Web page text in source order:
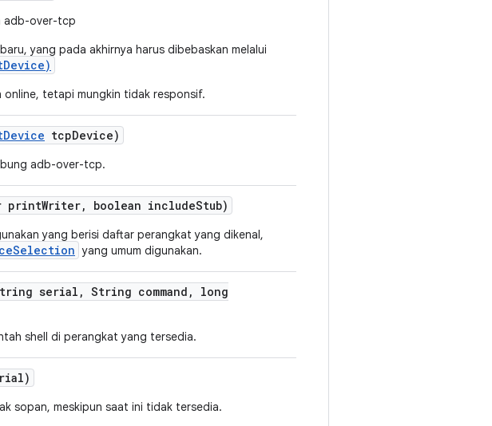
adb-over-tcp
yang pada akhirnya harus dibebaskan melalui
online, tetapi mungkin tidak responsif.
Device tcpDevice)
adb-over-tcp.
printWriter, boolean includeStub)
yang berisi daftar perangkat yang dikenal,
yang umum digunakan.
serial , String command ,
long
shell di perangkat yang tersedia.
sopan, meskipun saat ini tidak tersedia.